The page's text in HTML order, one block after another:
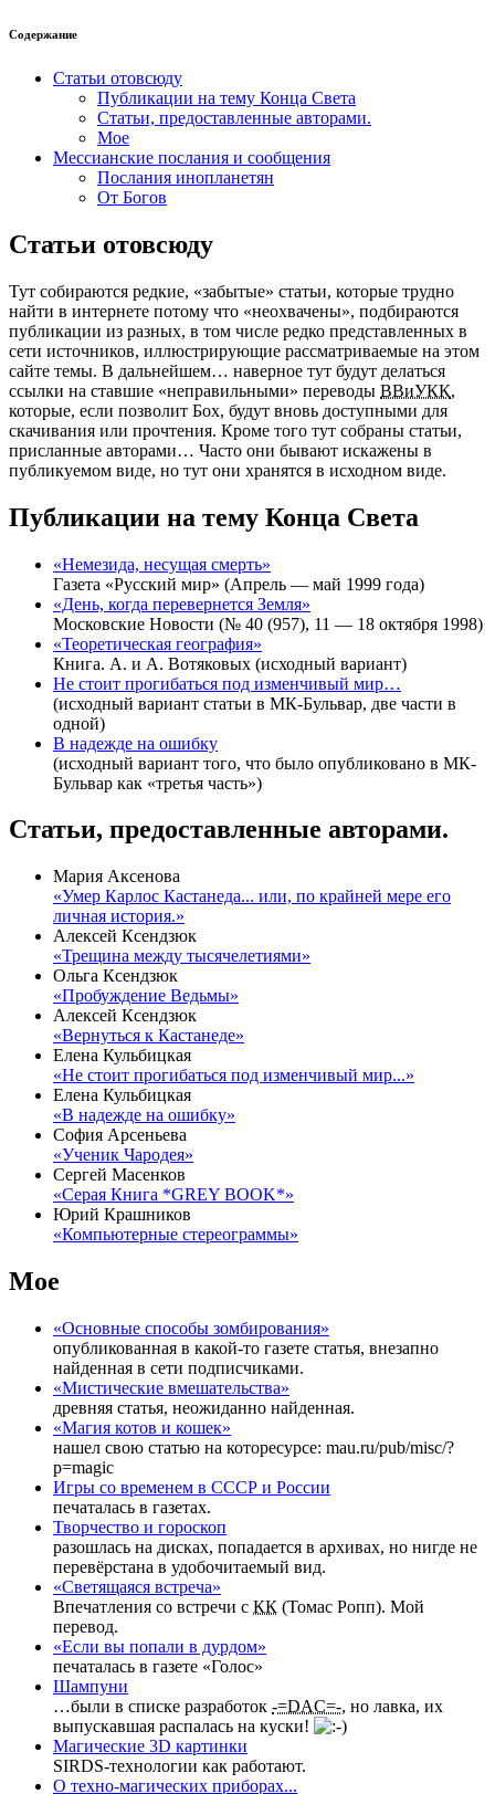
Содержание
Статьи отовсюду
Публикации на тему Конца Света
Статьи, предоставленные авторами.
Мое
Мессианские послания и сообщения
Послания инопланетян
От Богов
Статьи отовсюду
Тут собираются редкие, «забытые» статьи, которые трудно
найти в интернете потому что «неохвачены», подбираются
публикации из разных, в том числе редко представленных в
сети источников, иллюстрирующие рассматриваемые на этом
сайте темы. В дальнейшем… наверное тут будут делаться
ссылки на ставшие «неправильными» переводы ВВиУКК,
которые, если позволит Бох, будут вновь доступными для
скачивания или прочтения. Кроме того тут собраны статьи,
присланные авторами… Часто они бывают искажены в
публикуемом виде, но тут они хранятся в исходном виде.
Публикации на тему Конца Света
«Немезида, несущая смерть»
Газета «Русский мир» (Апрель — май 1999 года)
«День, когда перевернется Земля»
Московские Hовости (№ 40 (957), 11 — 18 октября 1998)
«Теоретическая география»
Книга. А. и А. Вотяковых (исходный вариант)
Не стоит прогибаться под изменчивый мир…
(исходный вариант статьи в МК-Бульвар, две части в
одной)
В надежде на ошибку
(исходный вариант того, что было опубликовано в МК-
Бульвар как «третья часть»)
Статьи, предоставленные авторами.
Мария Аксенова
«Умер Карлос Кастанеда... или, по крайней мере его
личная история.»
Алексей Ксендзюк
«Трещина между тысячелетиями»
Ольга Ксендзюк
«Пробуждение Ведьмы»
Алексей Ксендзюк
«Вернуться к Кастанеде»
Елена Кульбицкая
«Не стоит прогибаться под изменчивый мир...»
Елена Кульбицкая
«В надежде на ошибку»
София Арсеньева
«Ученик Чародея»
Сергей Масенков
«Серая Книга *GREY BOOK*»
Юрий Крашников
«Компьютерные стереограммы»
Мое
«Основные способы зомбирования»
опубликованная в какой-то газете статья, внезапно
найденная в сети подписчиками.
«Мистические вмешательства»
древняя статья, неожиданно найденная.
«Магия котов и кошек»
нашел свою статью на которесурсе: mau.ru/pub/misc/?
p=magic
Игры со временем в СССР и России
печаталась в газетах.
Творчество и гороскоп
разошлась на дисках, попадается в архивах, но нигде не
перевёрстана в удобочитаемый вид.
«Светящаяся встреча»
Впечатления со встречи с КК (Томас Ропп). Мой
перевод.
«Если вы попали в дурдом»
печаталась в газете «Голос»
Шампуни
…были в списке разработок -=DAC=-, но лавка, их
выпускавшая распалась на куски!
Магические 3D картинки
SIRDS-технологии как работают.
О техно-магических приборах...